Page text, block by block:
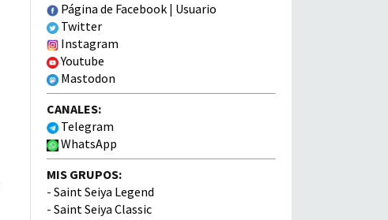
Página de Facebook | Usuario
Twitter
Instagram
Youtube
Mastodon
CANALES:
Telegram
WhatsApp
MIS GRUPOS:
- Saint Seiya Legend
- Saint Seiya Classic